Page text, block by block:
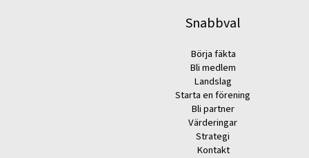
Snabbval
Börja fäkta
Bli medlem
Landslag
Starta en förening
Bli partner
Värderingar
Strategi
Kontakt